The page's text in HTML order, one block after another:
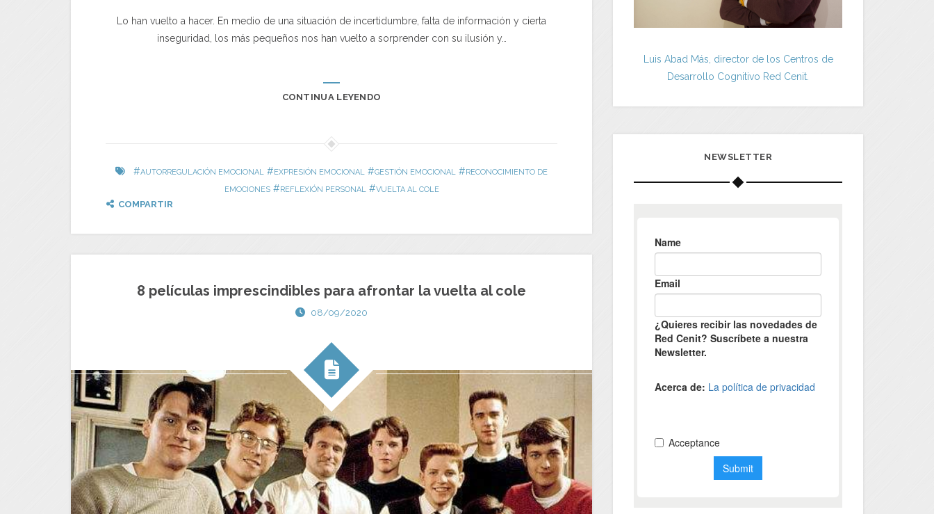
Lo han vuelto a hacer. En medio de una situación de incertidumbre, falta de información y cierta
inseguridad, los más pequeños nos han vuelto a sorprender con su ilusión y…
CONTINUA LEYENDO
#AUTORREGULACIÓN EMOCIONAL #EXPRESIÓN EMOCIONAL #GESTIÓN EMOCIONAL #RECONOCIMIENTO DE
EMOCIONES#REFLEXIÓN PERSONAL #VUELTA AL COLE
COMPARTIR
8 películas imprescindibles para afrontar la vuelta al cole
08/09/2020
Luis Abad Más, director de los Centros de
Desarrollo Cognitivo Red Cenit.
NEWSLETTER